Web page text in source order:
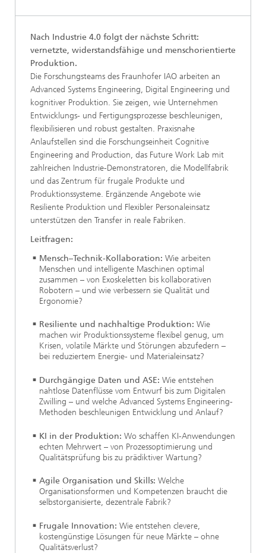
Nach Industrie 4.0 folgt der nächste Schritt:
vernetzte, widerstandsfähige und menschorientierte
Produktion.
Die Forschungsteams des Fraunhofer IAO arbeiten an
Advanced Systems Engineering, Digital Engineering und
kognitiver Produktion. Sie zeigen, wie Unternehmen
Entwicklungs- und Fertigungsprozesse beschleunigen,
flexibilisieren und robust gestalten. Praxisnahe
Anlaufstellen sind die Forschungseinheit Cognitive
Engineering and Production, das Future Work Lab mit
zahlreichen Industrie-Demonstratoren, die Modellfabrik
und das Zentrum für frugale Produkte und
Produktionssysteme. Ergänzende Angebote wie
Resiliente Produktion und Flexibler Personaleinsatz
unterstützen den Transfer in reale Fabriken.
Leitfragen:
Mensch–Technik-Kollaboration: Wie arbeiten
Menschen und intelligente Maschinen optimal
zusammen – von Exoskeletten bis kollaborativen
Robotern – und wie verbessern sie Qualität und
Ergonomie?
Resiliente und nachhaltige Produktion: Wie
machen wir Produktionssysteme flexibel genug, um
Krisen, volatile Märkte und Störungen abzufedern –
bei reduziertem Energie- und Materialeinsatz?
Durchgängige Daten und ASE: Wie entstehen
nahtlose Datenflüsse vom Entwurf bis zum Digitalen
Zwilling – und welche Advanced Systems Engineering-
Methoden beschleunigen Entwicklung und Anlauf?
KI in der Produktion: Wo schaffen KI-Anwendungen
echten Mehrwert – von Prozessoptimierung und
Qualitätsprüfung bis zu prädiktiver Wartung?
Agile Organisation und Skills: Welche
Organisationsformen und Kompetenzen braucht die
selbstorganisierte, dezentrale Fabrik?
Frugale Innovation: Wie entstehen clevere,
kostengünstige Lösungen für neue Märkte – ohne
Qualitätsverlust?